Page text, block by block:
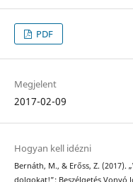
PDF
Megjelent
2017-02-09
Hogyan kell idézni
Bernáth, M., & Erőss, Z.